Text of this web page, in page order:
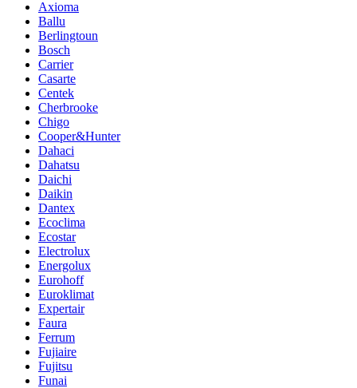
Axioma
Ballu
Berlingtoun
Bosch
Carrier
Casarte
Centek
Cherbrooke
Chigo
Cooper&Hunter
Dahaci
Dahatsu
Daichi
Daikin
Dantex
Ecoclima
Ecostar
Electrolux
Energolux
Eurohoff
Euroklimat
Expertair
Faura
Ferrum
Fujiaire
Fujitsu
Funai